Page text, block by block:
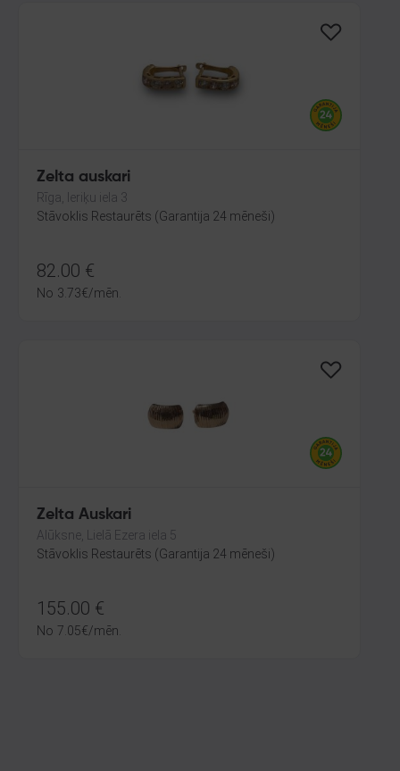
Zelta auskari
Rīga, Ieriķu iela 3
Stāvoklis Restaurēts (Garantija 24 mēneši)
82.00 €
No 3.73€/mēn.
Zelta Auskari
Alūksne, Lielā Ezera iela 5
Stāvoklis Restaurēts (Garantija 24 mēneši)
155.00 €
No 7.05€/mēn.